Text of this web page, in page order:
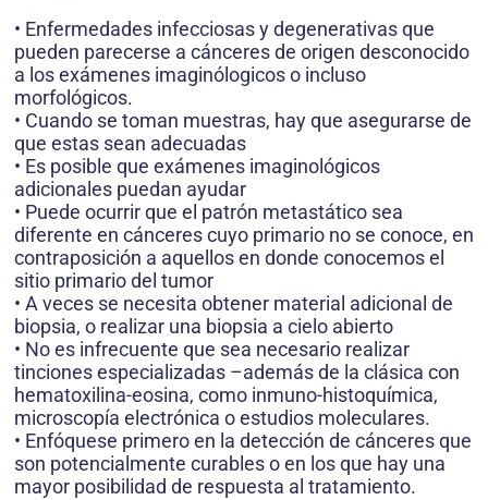
• Enfermedades infecciosas y degenerativas que
pueden parecerse a cánceres de origen desconocido
a los exámenes imaginólogicos o incluso
morfológicos.
• Cuando se toman muestras, hay que asegurarse de
que estas sean adecuadas
• Es posible que exámenes imaginológicos
adicionales puedan ayudar
• Puede ocurrir que el patrón metastático sea
diferente en cánceres cuyo primario no se conoce, en
contraposición a aquellos en donde conocemos el
sitio primario del tumor
• A veces se necesita obtener material adicional de
biopsia, o realizar una biopsia a cielo abierto
• No es infrecuente que sea necesario realizar
tinciones especializadas –además de la clásica con
hematoxilina-eosina, como inmuno-histoquímica,
microscopía electrónica o estudios moleculares.
• Enfóquese primero en la detección de cánceres que
son potencialmente curables o en los que hay una
mayor posibilidad de respuesta al tratamiento.